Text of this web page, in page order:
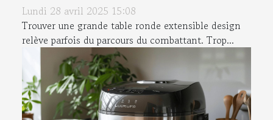
Lundi 28 avril 2025 15:08
Trouver une grande table ronde extensible design
relève parfois du parcours du combattant. Trop...